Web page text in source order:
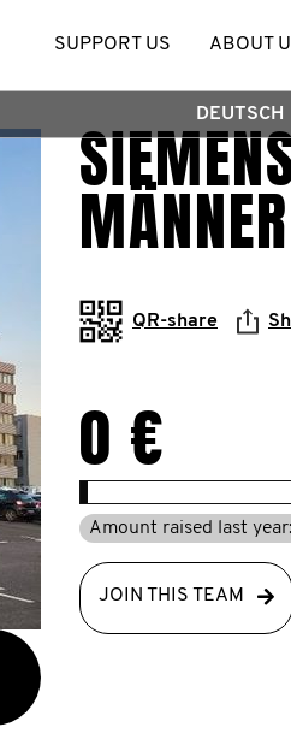
SUPPORT US ABOUT
DEUTSCH
MÄNNER
QR-share
0 €
Amount raised last
JOIN THIS TEAM